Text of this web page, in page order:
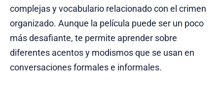
complejas y vocabulario relacionado con el crimen
organizado. Aunque la película puede ser un poco
más desafiante, te permite aprender sobre
diferentes acentos y modismos que se usan en
conversaciones formales e informales.